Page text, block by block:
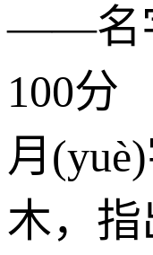
——名
100分
月
木，指